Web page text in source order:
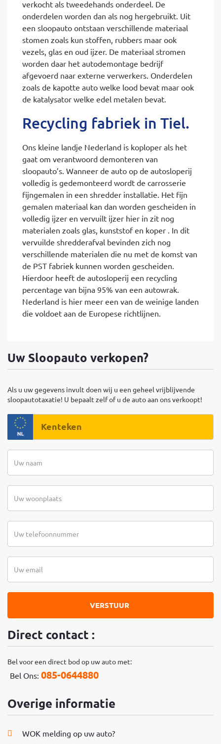
verkocht als tweedehands onderdeel. De
onderdelen worden dan als nog hergebruikt. Uit
een sloopauto ontstaan verschillende materiaal
stomen zoals kun stoffen, rubbers maar ook
vezels, glas en oud ijzer. De materiaal stromen
worden daar het autodemontage bedrijf
afgevoerd naar externe verwerkers. Onderdelen
zoals de kapotte auto welke lood bevat maar ook
de katalysator welke edel metalen bevat.
Recycling fabriek in Tiel.
Ons kleine landje Nederland is koploper als het
gaat om verantwoord demonteren van
sloopauto’s. Wanneer de auto op de autosloperij
volledig is gedemonteerd wordt de carrosserie
fijngemalen in een shredder installatie. Het fijn
gemalen materiaal kan dan worden gescheiden in
volledig ijzer en vervuilt ijzer hier in zit nog
materialen zoals glas, kunststof en koper . In dit
vervuilde shredderafval bevinden zich nog
verschillende materialen die nu met de komst van
de PST fabriek kunnen worden gescheiden.
Hierdoor heeft de autosloperij een recycling
percentage van bijna 95% van een autowrak.
Nederland is hier meer een van de weinige landen
die voldoet aan de Europese richtlijnen.
Uw Sloopauto verkopen?
Als u uw gegevens invult doen wij u een geheel vrijblijvende
sloopautotaxatie! U bepaalt zelf of u de auto aan ons verkoopt!
VERSTUUR
Direct contact :
Bel voor een direct bod op uw auto met:
Bel Ons: 085-0644880
Overige informatie
WOK melding op uw auto?